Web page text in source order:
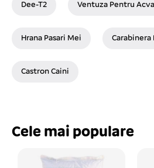
Dee-T2 Ventuza Pentru
Hrana Pasari Mei Carabinera
Castron Caini
Cele mai populare